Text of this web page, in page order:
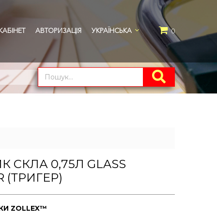
0
АВТОРИЗАЦІЯ УКРАЇНСЬКА
СКЛА 0,75Л GLASS
(ТРИГЕР)
ZOLLEX™